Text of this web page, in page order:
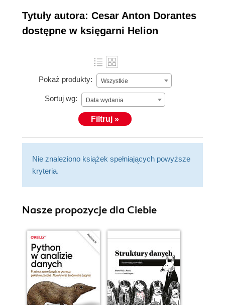
Tytuły autora: Cesar Anton Dorantes
dostępne w księgarni Helion
Pokaż produkty: Wszystkie
Sortuj wg: Data wydania
Filtruj »
Nie znaleziono książek spełniających powyższe
kryteria.
Nasze propozycje dla Ciebie